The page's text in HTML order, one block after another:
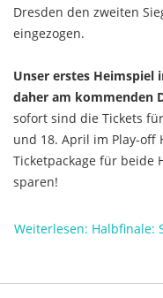
Dresden den zweiten
eingezogen.
Unser erstes Heimspiel
daher am kommenden
sofort sind die Tickets
und 18. April im Play-off
Ticketpackage für beide
sparen!
Weiterlesen: Halbfinale: